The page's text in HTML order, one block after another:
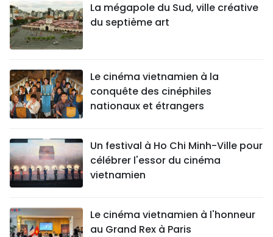
SOCIÉTÉ
TOURISME
ENVIRONNEMENT
FRANCOPHONIE
INTERNATIONAL
La mégapole du Sud, ville créative
du septième art
Le cinéma vietnamien à la
conquête des cinéphiles
nationaux et étrangers
Un festival à Ho Chi Minh-Ville pour
célébrer l'essor du cinéma
vietnamien
Le cinéma vietnamien à l'honneur
au Grand Rex à Paris